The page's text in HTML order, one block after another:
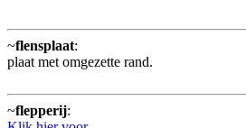
~flensplaat:
plaat met omgezette rand.
~flepperij: